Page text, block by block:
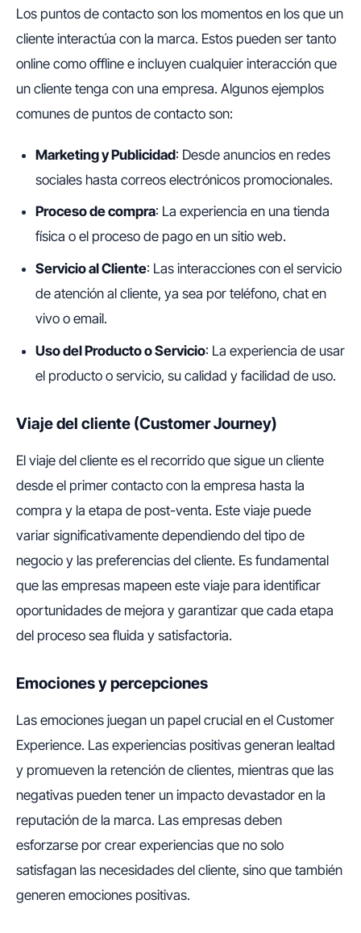
Los puntos de contacto son los momentos en los que un
cliente interactúa con la marca. Estos pueden ser tanto
online como offline e incluyen cualquier interacción que
un cliente tenga con una empresa. Algunos ejemplos
comunes de puntos de contacto son:
Marketing y Publicidad: Desde anuncios en redes
sociales hasta correos electrónicos promocionales.
Proceso de compra: La experiencia en una tienda
física o el proceso de pago en un sitio web.
Servicio al Cliente: Las interacciones con el servicio
de atención al cliente, ya sea por teléfono, chat en
vivo o email.
Uso del Producto o Servicio: La experiencia de usar
el producto o servicio, su calidad y facilidad de uso.
Viaje del cliente (Customer Journey)
El viaje del cliente es el recorrido que sigue un cliente
desde el primer contacto con la empresa hasta la
compra y la etapa de post-venta. Este viaje puede
variar significativamente dependiendo del tipo de
negocio y las preferencias del cliente. Es fundamental
que las empresas mapeen este viaje para identificar
oportunidades de mejora y garantizar que cada etapa
del proceso sea fluida y satisfactoria.
Emociones y percepciones
Las emociones juegan un papel crucial en el Customer
Experience. Las experiencias positivas generan lealtad
y promueven la retención de clientes, mientras que las
negativas pueden tener un impacto devastador en la
reputación de la marca. Las empresas deben
esforzarse por crear experiencias que no solo
satisfagan las necesidades del cliente, sino que también
generen emociones positivas.